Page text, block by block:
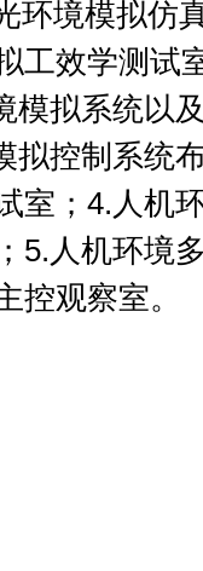
境模拟仿
工效学测试
模拟系统以
拟控制系统
室；4.人机
5.人机环境
控观察室。